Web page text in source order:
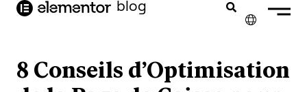
principal
blog
ENGLISH
8 Conseils d’Optimisation